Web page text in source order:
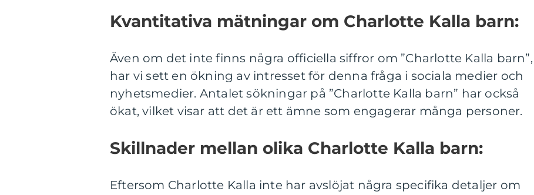
Kvantitativa mätningar om Charlotte Kalla barn:
Även om det inte finns några officiella siffror om ”Charlotte Kalla barn”,
har vi sett en ökning av intresset för denna fråga i sociala medier och
nyhetsmedier. Antalet sökningar på ”Charlotte Kalla barn” har också
ökat, vilket visar att det är ett ämne som engagerar många personer.
Skillnader mellan olika Charlotte Kalla barn:
Eftersom Charlotte Kalla inte har avslöjat några specifika detaljer om